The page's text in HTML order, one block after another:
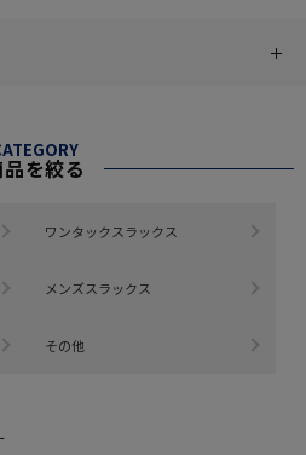
を絞る
ワンタックスラックス
メンズスラックス
その他